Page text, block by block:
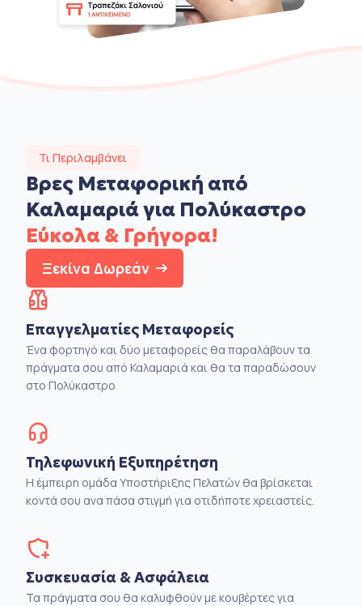
Τι Περιλαμβάνει
Βρες Μεταφορική από
Καλαμαριά για Πολύκαστρο
Εύκολα & Γρήγορα!
Ξεκίνα Δωρεάν
Επαγγελματίες Μεταφορείς
Ένα φορτηγό και δύο μεταφορείς θα παραλάβουν τα
πράγματα σου από Καλαμαριά και θα τα παραδώσουν
στο Πολύκαστρο
Τηλεφωνική Εξυπηρέτηση
Η έμπειρη ομάδα Υποστήριξης Πελατών θα βρίσκεται
κοντά σου ανα πάσα στιγμή για οτιδήποτε χρειαστείς.
Συσκευασία & Ασφάλεια
Τα πράγματα σου θα καλυφθούν με κουβέρτες για